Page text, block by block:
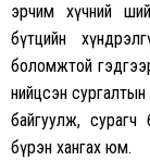
эрчим хүчний
бүтцийн
боломжтой
нийцсэн
байгуулж, сурагч
бүрэн хангах юм.